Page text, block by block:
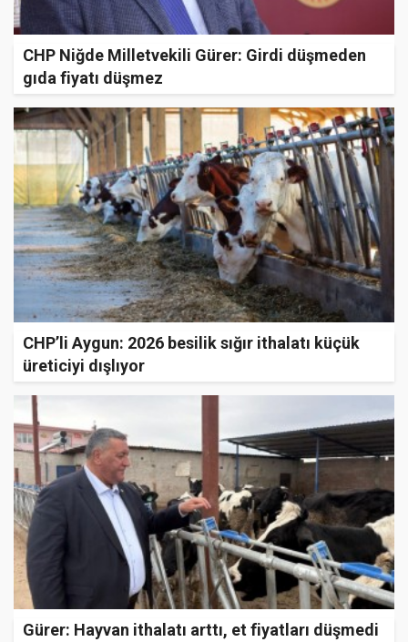
CHP Niğde Milletvekili Gürer: Girdi düşmeden
gıda fiyatı düşmez
CHP’li Aygun: 2026 besilik sığır ithalatı küçük
üreticiyi dışlıyor
Gürer: Hayvan ithalatı arttı, et fiyatları düşmedi